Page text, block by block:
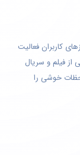
کاربران فعالیت
از فیلم و سریال
خوشی را